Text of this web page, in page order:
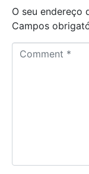
O seu endereço
Campos